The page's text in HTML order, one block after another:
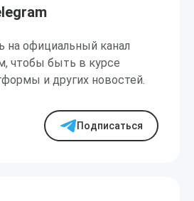
на официальный канал
чтобы быть в курсе
и других новостей.
Подписаться